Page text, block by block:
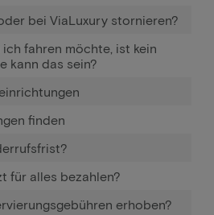
bei ViaLuxury stornieren?
ich fahren möchte, ist kein
kann das sein?
finden
für alles bezahlen?
erhoben?